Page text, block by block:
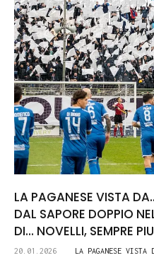
LA PAGANESE VISTA
DAL SAPORE DOPPIO
DI... NOVELLI, SEMPRE
20.01.2026 LA PAGANESE VISTA